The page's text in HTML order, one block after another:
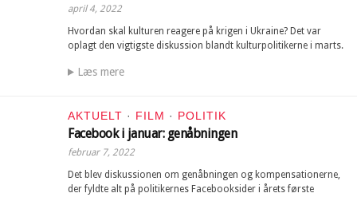
april 4, 2022
Hvordan skal kulturen reagere på krigen i Ukraine? Det var
oplagt den vigtigste diskussion blandt kulturpolitikerne i marts.
Læs mere
AKTUELT · FILM · POLITIK
Facebook i januar: genåbningen
februar 7, 2022
Det blev diskussionen om genåbningen og kompensationerne,
der fyldte alt på politikernes Facebooksider i årets første